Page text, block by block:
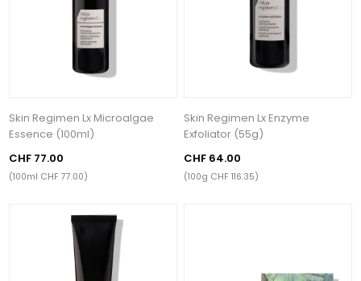
Skin Regimen Lx Microalgae
Essence (100ml)
CHF 77.00
(100ml CHF 77.00)
Skin Regimen Lx Enzyme
Exfoliator (55g)
CHF 64.00
(100g CHF 116.35)